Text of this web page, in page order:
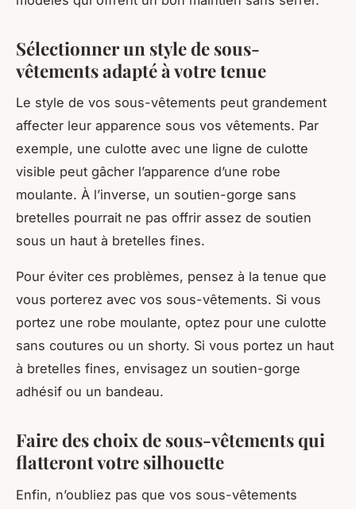
Sélectionner un style de sous-
vêtements adapté à votre tenue
Le style de vos sous-vêtements peut grandement
affecter leur apparence sous vos vêtements. Par
exemple, une culotte avec une ligne de culotte
visible peut gâcher l’apparence d’une robe
moulante. À l’inverse, un soutien-gorge sans
bretelles pourrait ne pas offrir assez de soutien
sous un haut à bretelles fines.
Pour éviter ces problèmes, pensez à la tenue que
vous porterez avec vos sous-vêtements. Si vous
portez une robe moulante, optez pour une culotte
sans coutures ou un shorty. Si vous portez un haut
à bretelles fines, envisagez un soutien-gorge
adhésif ou un bandeau.
Faire des choix de sous-vêtements qui
flatteront votre silhouette
Enfin, n’oubliez pas que vos sous-vêtements